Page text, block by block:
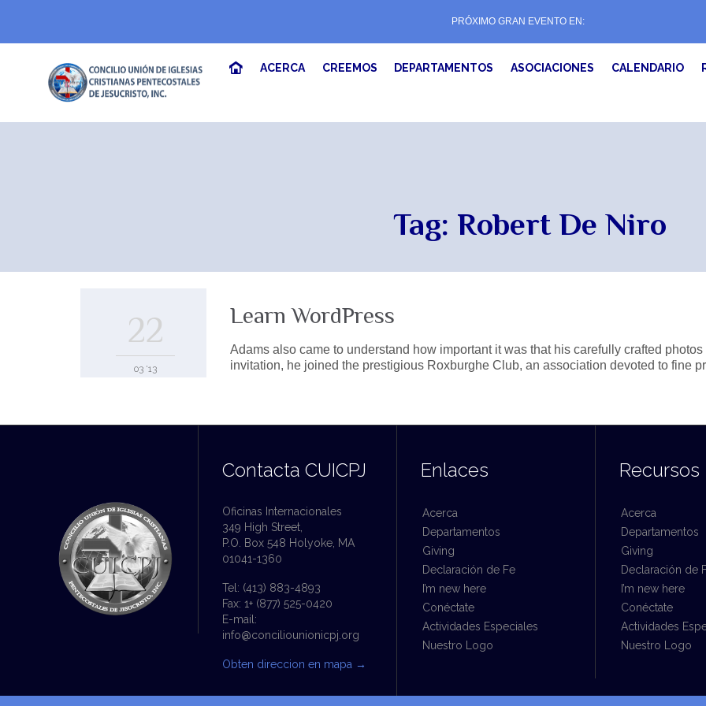
PRÓXIMO GRAN EVENTO EN:
ACERCA CREEMOS DEPARTAMENTOS ASOCIACIONES CALENDARIO
Tag: Robert De Niro
22
03 '13
Learn WordPress
Adams also came to understand how important it was that his carefully crafted
invitation, he joined the prestigious Roxburghe Club, an association devoted to fine
Contacta CUICPJ
Oficinas Internacionales
349 High Street,
P.O. Box 548 Holyoke, MA
01041-1360
Tel: (413) 883-4893
Fax: 1+ (877) 525-0420
E-mail:
info@conciliounionicpj.org
Obten direccion en mapa →
Enlaces
Acerca
Departamentos
Giving
Declaración de Fe
I’m new here
Conéctate
Actividades Especiales
Nuestro Logo
Recursos
Acerca
Departamentos
Giving
Declaración de
I’m new here
Conéctate
Actividades
Nuestro Logo